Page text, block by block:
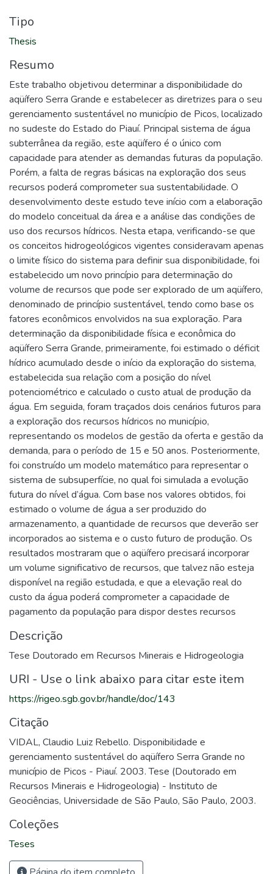
Tipo
Thesis
Resumo
Este trabalho objetivou determinar a disponibilidade do
aqüífero Serra Grande e estabelecer as diretrizes para o seu
gerenciamento sustentável no município de Picos, localizado
no sudeste do Estado do Piauí. Principal sistema de água
subterrânea da região, este aqüífero é o único com
capacidade para atender as demandas futuras da população.
Porém, a falta de regras básicas na exploração dos seus
recursos poderá comprometer sua sustentabilidade. O
desenvolvimento deste estudo teve início com a elaboração
do modelo conceitual da área e a análise das condições de
uso dos recursos hídricos. Nesta etapa, verificando-se que
os conceitos hidrogeológicos vigentes consideravam apenas
o limite físico do sistema para definir sua disponibilidade, foi
estabelecido um novo princípio para determinação do
volume de recursos que pode ser explorado de um aqüífero,
denominado de princípio sustentável, tendo como base os
fatores econômicos envolvidos na sua exploração. Para
determinação da disponibilidade física e econômica do
aqüífero Serra Grande, primeiramente, foi estimado o déficit
hídrico acumulado desde o início da exploração do sistema,
estabelecida sua relação com a posição do nível
potenciométrico e calculado o custo atual de produção da
água. Em seguida, foram traçados dois cenários futuros para
a exploração dos recursos hídricos no município,
representando os modelos de gestão da oferta e gestão da
demanda, para o período de 15 e 50 anos. Posteriormente,
foi construído um modelo matemático para representar o
sistema de subsuperfície, no qual foi simulada a evolução
futura do nível d’água. Com base nos valores obtidos, foi
estimado o volume de água a ser produzido do
armazenamento, a quantidade de recursos que deverão ser
incorporados ao sistema e o custo futuro de produção. Os
resultados mostraram que o aqüífero precisará incorporar
um volume significativo de recursos, que talvez não esteja
disponível na região estudada, e que a elevação real do
custo da água poderá comprometer a capacidade de
pagamento da população para dispor destes recursos
Descrição
Tese Doutorado em Recursos Minerais e Hidrogeologia
URI - Use o link abaixo para citar este item
https://rigeo.sgb.gov.br/handle/doc/143
Citação
VIDAL, Claudio Luiz Rebello. Disponibilidade e
gerenciamento sustentável do aqüífero Serra Grande no
município de Picos - Piauí. 2003. Tese (Doutorado em
Recursos Minerais e Hidrogeologia) - Instituto de
Geociências, Universidade de São Paulo, São Paulo, 2003.
Coleções
Teses